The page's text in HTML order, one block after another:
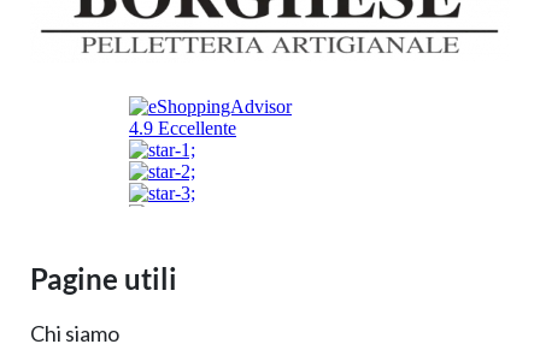
Pagine utili
Chi siamo